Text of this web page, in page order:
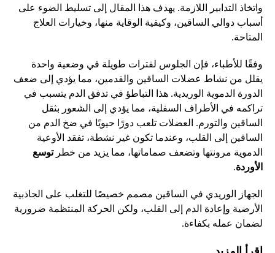
واتخاذ التدابير اللازمة. يهدف هذا المقال إلى تسليط الضوء على
أسباب دوالي الساقين، وكيفية الوقاية منها، وخيارات العلاج
المتاحة.
وفقًا للأطباء، فإن الجلوس لفترات طويلة في وضعية واحدة
يقلل من نشاط عضلات الساقين والقدمين، مما يؤدي إلى ضعف
الدورة الدموية الوريدية. هذا التباطؤ في تدفق الدم يتسبب في
تراكمه في الأطراف السفلية، مما يؤدي إلى الشعور بثقل
الساقين والتورم. العضلات تلعب دورًا حيويًا في ضخ الدم من
الساقين إلى القلب، وعندما تكون غير نشطة، تفقد الأوعية
الدموية مرونتها وتضعف صماماتها، مما يزيد من خطرتوسع
الأوردة.
الجهاز الوريدي في الساقين مصمم خصيصًا للتغلب على الجاذبية
الأرضية وإعادة الدم إلى القلب، ولكن الحركة المنتظمة ضرورية
لضمان عمله بكفاءة.